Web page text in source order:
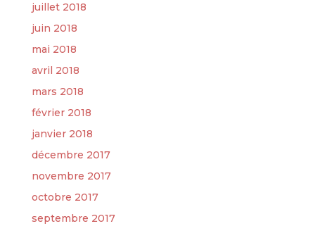
juillet 2018
juin 2018
mai 2018
avril 2018
mars 2018
février 2018
janvier 2018
décembre 2017
novembre 2017
octobre 2017
septembre 2017